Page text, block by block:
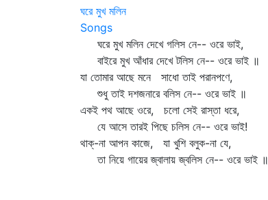
ঘরে মুখ মলিন
Songs
ঘরে মুখ মলিন দেখে গলিস নে-- ওরে ভাই,
বাইরে মুখ আঁধার দেখে টলিস নে-- ওরে ভাই ॥
যা তোমার আছে মনে সাধো তাই পরানপণে,
শুধু তাই দশজনারে বলিস নে-- ওরে ভাই ॥
একই পথ আছে ওরে, চলো সেই রাস্তা ধরে,
যে আসে তারই পিছে চলিস নে-- ওরে ভাই!
থাক্‌-না আপন কাজে, যা খুশি বলুক-না যে,
তা নিয়ে গায়ের জ্বালায় জ্বলিস নে-- ওরে ভাই ॥